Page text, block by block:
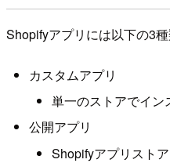
Shopifyアプリには以下の3種
カスタムアプリ
単一のストアでイン
公開アプリ
Shopifyアプリスト